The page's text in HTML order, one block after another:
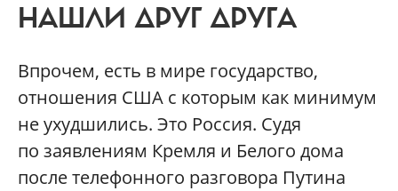
НАШЛИ ДРУГ ДРУГА
Впрочем, есть в мире государство,
отношения США с которым как минимум
не ухудшились. Это Россия. Судя
по заявлениям Кремля и Белого дома
после телефонного разговора Путина